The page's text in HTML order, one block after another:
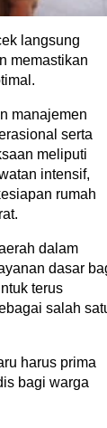
langsung
memastikan
manajemen
serta
meliputi
intensif,
rumah
dalam
dasar
terus
salah
harus prima
bagi warga